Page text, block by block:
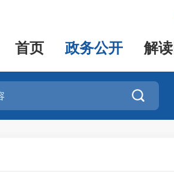
首页 政务公开 解
